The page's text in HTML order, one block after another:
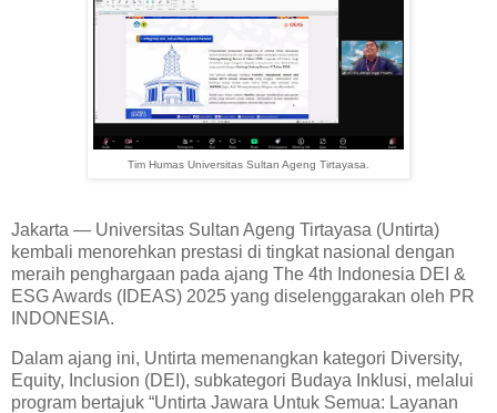
Tim Humas Universitas Sultan Ageng Tirtayasa.
Jakarta — Universitas Sultan Ageng Tirtayasa (Untirta)
kembali menorehkan prestasi di tingkat nasional dengan
meraih penghargaan pada ajang The 4th Indonesia DEI &
ESG Awards (IDEAS) 2025 yang diselenggarakan oleh PR
INDONESIA.
Dalam ajang ini, Untirta memenangkan kategori Diversity,
Equity, Inclusion (DEI), subkategori Budaya Inklusi, melalui
program bertajuk “Untirta Jawara Untuk Semua: Layanan